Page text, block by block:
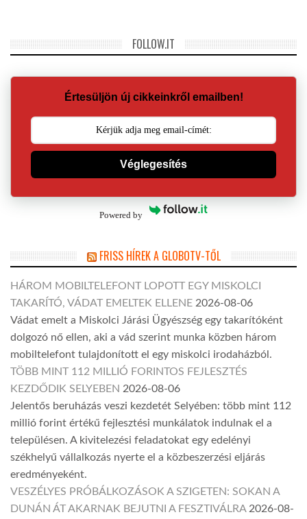
FOLLOW.IT
Értesüljön új cikkeinkről emailben!
Véglegesítés
Powered by
FRISS HÍREK A GLOBOTV-TŐL
HÁROM MOBILTELEFONT LOPOTT EGY MISKOLCI
TAKARÍTÓ, VÁDAT EMELTEK ELLENE 2026-08-06
Vádat emelt a Miskolci Járási Ügyészség egy takarítóként
dolgozó nő ellen, aki a vád szerint munka közben három
mobiltelefont tulajdonított el egy miskolci irodaházból.
TÖBB MINT 112 MILLIÓ FORINTOS FEJLESZTÉS
KEZDŐDIK SELYEBEN 2026-08-06
Jelentős beruházás veszi kezdetét Selyében: több mint 112
millió forint értékű fejlesztési munkálatok indulnak el a
településen. A kivitelezési feladatokat egy edelényi
székhelyű vállalkozás nyerte el a közbeszerzési eljárás
eredményeként.
VESZÉLYES PRÓBÁLKOZÁSOK A SZIGETEN: SOKAN A
DUNÁN ÁT AKARNAK BEJUTNI A FESZTIVÁLRA 2026-08-